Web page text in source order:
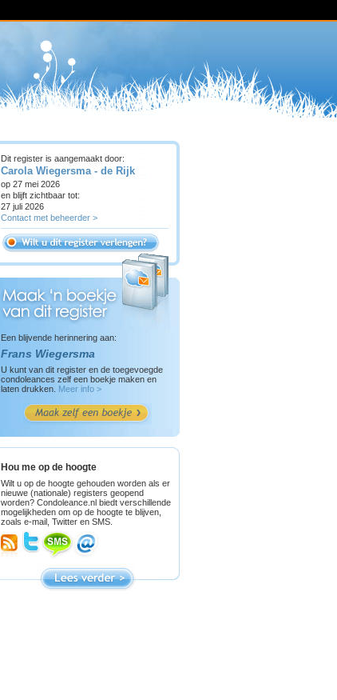
Dit register is aangemaakt door:
Carola Wiegersma - de Rijk
op 27 mei 2026
en blijft zichtbaar tot:
27 juli 2026
Contact met beheerder >
Een blijvende herinnering aan:
Frans Wiegersma
U kunt van dit register en de toegevoegde
condoleances zelf een boekje maken en
laten drukken.
Meer info >
Hou me op de hoogte
Wilt u op de hoogte gehouden worden als er
nieuwe (nationale) registers geopend
worden? Condoleance.nl biedt verschillende
mogelijkheden om op de hoogte te blijven,
zoals e-mail, Twitter en SMS.